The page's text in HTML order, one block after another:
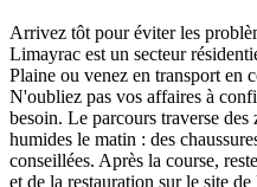
Arrivez tôt pour éviter les
Limayrac est un secteur
Plaine ou venez en transport en
N'oubliez pas vos affaires à
besoin. Le parcours traverse des
humides le matin : des
conseillées. Après la course,
et de la restauration sur le site